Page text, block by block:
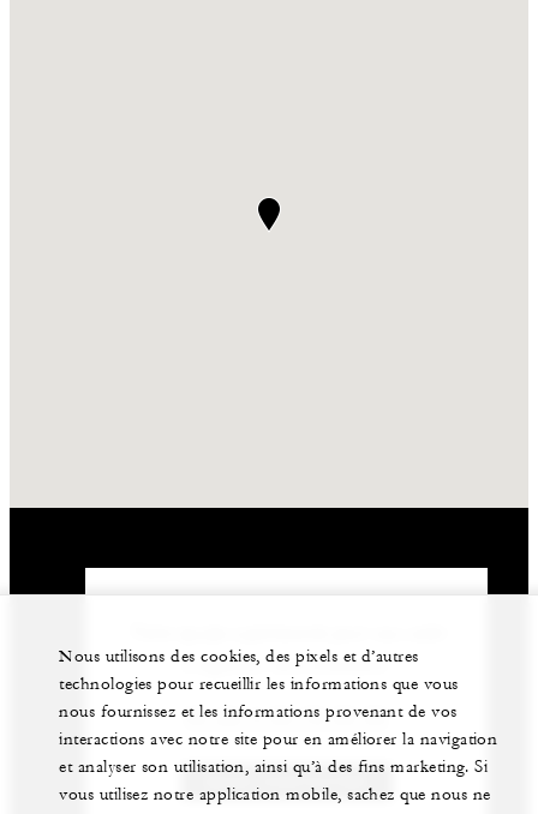
à organiser votre événement.
33 (0) 4 93 76 50 50
NOUS CONTACTER
Nous utilisons des cookies, des pixels et d’autres
technologies pour recueillir les informations que vous
nous fournissez et les informations provenant de vos
interactions avec notre site pour en améliorer la navigation
et analyser son utilisation, ainsi qu’à des fins marketing. Si
vous utilisez notre application mobile, sachez que nous ne